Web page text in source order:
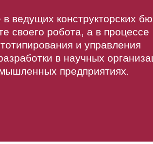
ведущих конструкторских
своего робота, а в процессе
и управления
в научных
предприятиях.